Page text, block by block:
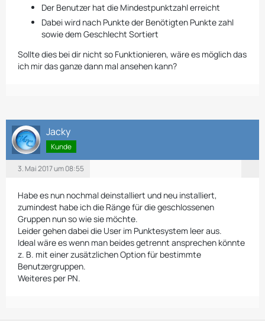
Der Benutzer hat die Mindestpunktzahl erreicht
Dabei wird nach Punkte der Benötigten Punkte zahl
sowie dem Geschlecht Sortiert
Sollte dies bei dir nicht so Funktionieren, wäre es möglich das
ich mir das ganze dann mal ansehen kann?
Jacky
Kunde
3. Mai 2017 um 08:55
Habe es nun nochmal deinstalliert und neu installiert,
zumindest habe ich die Ränge für die geschlossenen
Gruppen nun so wie sie möchte.
Leider gehen dabei die User im Punktesystem leer aus.
Ideal wäre es wenn man beides getrennt ansprechen könnte
z. B. mit einer zusätzlichen Option für bestimmte
Benutzergruppen.
Weiteres per PN.